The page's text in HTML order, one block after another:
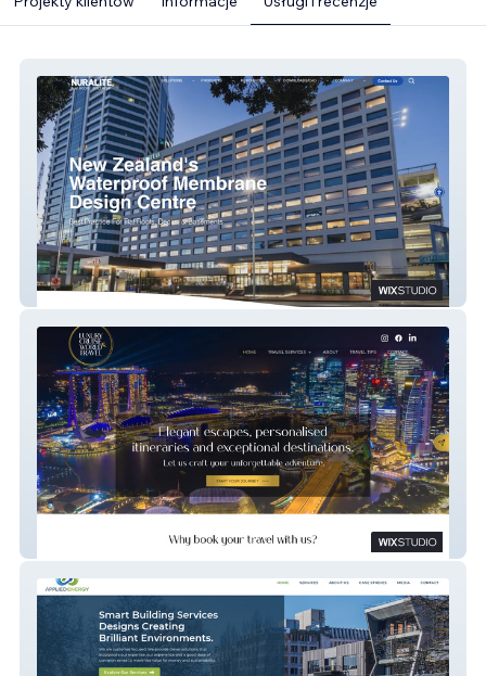
Nuralite Waterproofing
Luxury Cruise & World Travel